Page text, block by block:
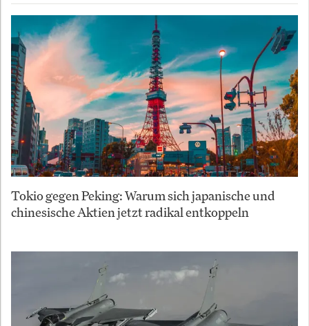
Tokio gegen Peking: Warum sich japanische und
chinesische Aktien jetzt radikal entkoppeln